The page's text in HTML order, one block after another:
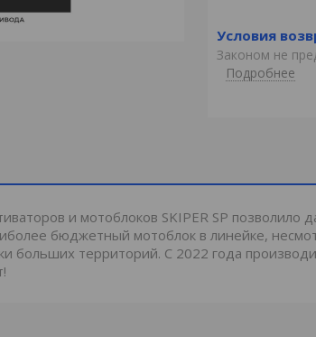
Законом не
Подробнее
и мотоблоков SKIPER SP позволило
бюджетный мотоблок в линейке,
больших территорий. С 2022 года